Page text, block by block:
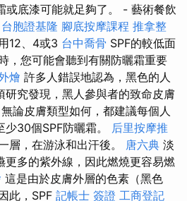
或底漆可能就足夠了。 - 藝術餐飲
台胞證基隆 腳底按摩課程 推拿整
12、4或3 台中喬骨 SPF的較低面
，您可能會聽到有關防曬霜重要
燴 許多人錯誤地認為，黑色的人
研究發現，黑人參與者的致命皮膚
無論皮膚類型如何，都建議每個人
30個SPF防曬霜。 后里按摩推
層，在游泳和出汗後。 唐六典 淡
更多的紫外線，因此燃燒更容易燃
這是由於皮膚外層的色素（黑色
此，SPF 記帳士 簽證 工商登記